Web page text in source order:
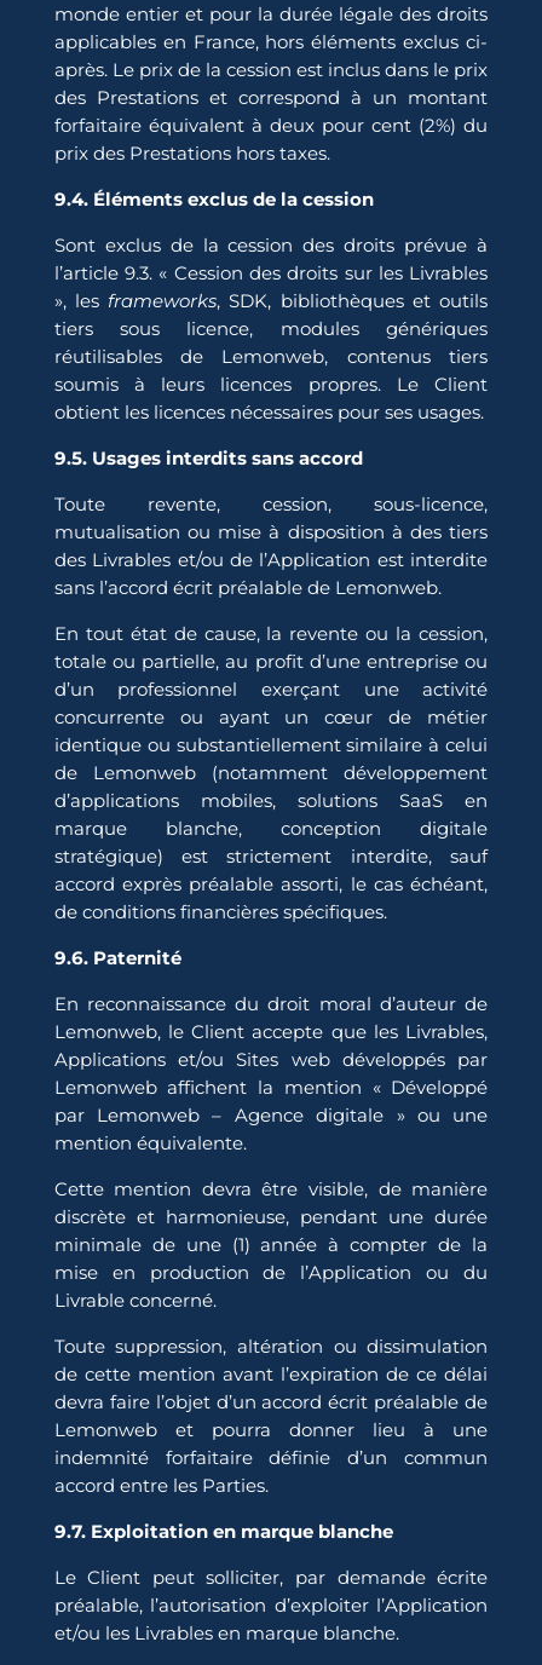
monde entier et pour la durée légale des droits
applicables en France, hors éléments exclus ci-
après. Le prix de la cession est inclus dans le prix
des Prestations et correspond à un montant
forfaitaire équivalent à deux pour cent (2%) du
prix des Prestations hors taxes.
9.4. Éléments exclus de la cession
Sont exclus de la cession des droits prévue à
l’article 9.3. « Cession des droits sur les Livrables
», les frameworks, SDK, bibliothèques et outils
tiers sous licence, modules génériques
réutilisables de Lemonweb, contenus tiers
soumis à leurs licences propres. Le Client
obtient les licences nécessaires pour ses usages.
9.5. Usages interdits sans accord
Toute revente, cession, sous-licence,
mutualisation ou mise à disposition à des tiers
des Livrables et/ou de l’Application est interdite
sans l’accord écrit préalable de Lemonweb.
En tout état de cause, la revente ou la cession,
totale ou partielle, au profit d’une entreprise ou
d’un professionnel exerçant une activité
concurrente ou ayant un cœur de métier
identique ou substantiellement similaire à celui
de Lemonweb (notamment développement
d’applications mobiles, solutions SaaS en
marque blanche, conception digitale
stratégique) est strictement interdite, sauf
accord exprès préalable assorti, le cas échéant,
de conditions financières spécifiques.
9.6. Paternité
En reconnaissance du droit moral d’auteur de
Lemonweb, le Client accepte que les Livrables,
Applications et/ou Sites web développés par
Lemonweb affichent la mention « Développé
par Lemonweb – Agence digitale » ou une
mention équivalente.
Cette mention devra être visible, de manière
discrète et harmonieuse, pendant une durée
minimale de une (1) année à compter de la
mise en production de l’Application ou du
Livrable concerné.
Toute suppression, altération ou dissimulation
de cette mention avant l’expiration de ce délai
devra faire l’objet d’un accord écrit préalable de
Lemonweb et pourra donner lieu à une
indemnité forfaitaire définie d’un commun
accord entre les Parties.
9.7. Exploitation en marque blanche
Le Client peut solliciter, par demande écrite
préalable, l’autorisation d’exploiter l’Application
et/ou les Livrables en marque blanche.